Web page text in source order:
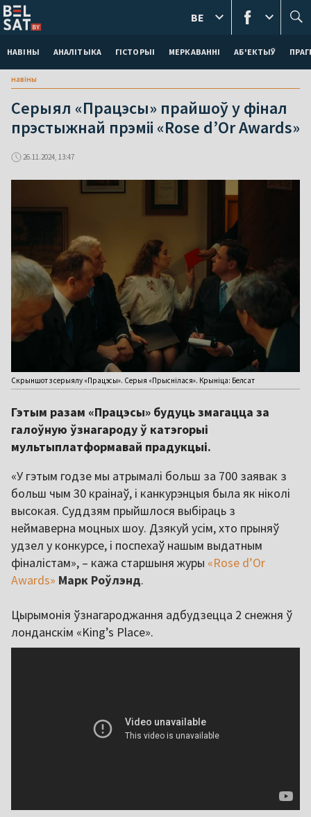
НАВІНЫ АНАЛІТЫКА ГІСТОРЫІ МЕРКАВАННI АБ'ЕКТЫЎ
BE
навіны
Серыял «Працэсы» прайшоў у фінал
прэстыжнай прэміі «Rose d’Or Awards»
26.11.2024, 13:47
Скрыншот з серыялу «Працэсы». Серыя «Прыснілася». Крыніца: Белсат
Гэтым разам «Працэсы» будуць змагацца за
галоўную ўзнагароду ў катэгорыі
мультыплатформавай прадукцыі.
«У гэтым годзе мы атрымалі больш за 700 заявак з
больш чым 30 краінаў, і канкурэнцыя была як ніколі
высокая. Суддзям прыйшлося выбіраць з
неймаверна моцных шоу. Дзякуй усім, хто прыняў
удзел у конкурсе, і поспехаў нашым выдатным
фіналістам», – кажа старшыня журы «Rose d’Or
Awards» Марк Роўлэнд.
Цырымонія ўзнагароджання адбудзецца 2 снежня ў
лонданскім «King’s Place».